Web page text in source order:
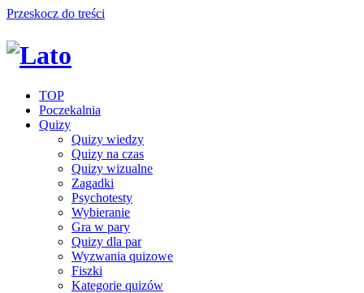
Przeskocz do treści
TOP
Poczekalnia
Quizy
Quizy wiedzy
Quizy na czas
Quizy wizualne
Zagadki
Psychotesty
Wybieranie
Gra w pary
Quizy dla par
Wyzwania quizowe
Fiszki
Kategorie quizów